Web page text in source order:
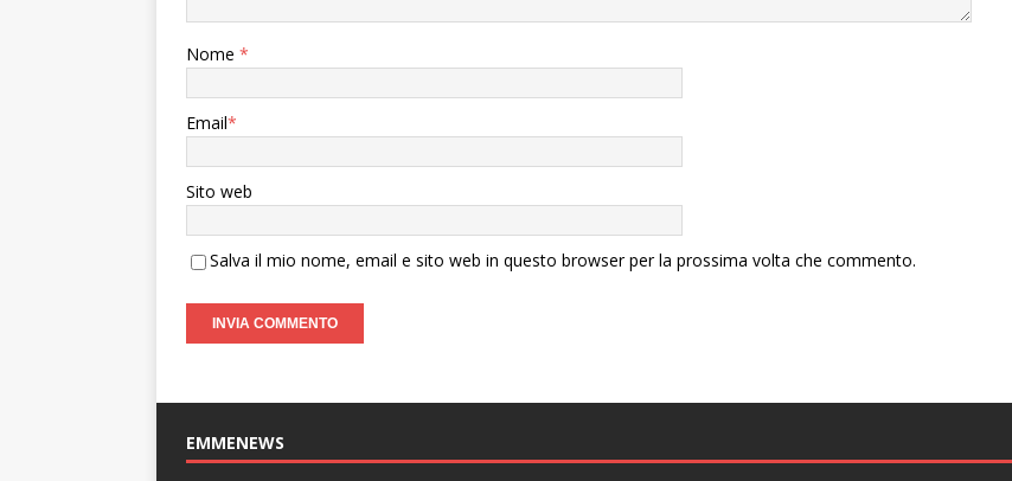
Nome *
Email*
Sito web
Salva il mio nome, email e sito web in questo browser per la prossima volta che commento.
EMMENEWS